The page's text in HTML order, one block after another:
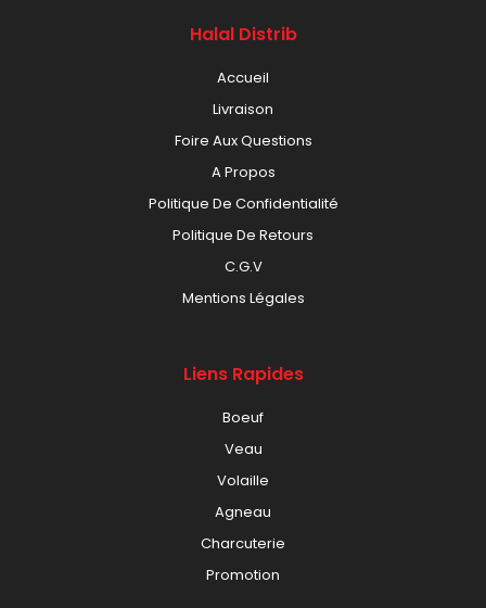
Halal Distrib
Accueil
Livraison
Foire Aux Questions
A Propos
Politique De Confidentialité
Politique De Retours
C.G.V
Mentions Légales
Liens Rapides
Boeuf
Veau
Volaille
Agneau
Charcuterie
Promotion